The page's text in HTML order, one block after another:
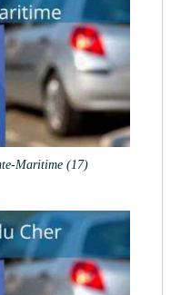
Maritime (17)